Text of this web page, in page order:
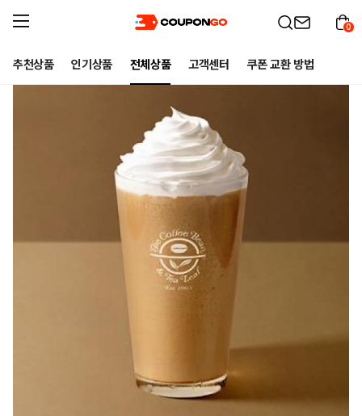
추천상품 인기상품 전체상품 고객센터 쿠폰 교환 방법
0